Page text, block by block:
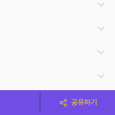
공유하기